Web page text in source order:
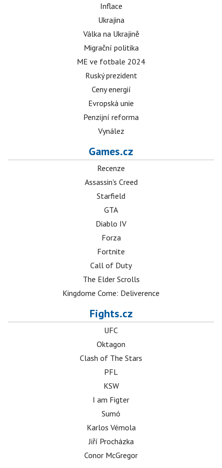
Inflace
Ukrajina
Válka na Ukrajině
Migrační politika
ME ve fotbale 2024
Ruský prezident
Ceny energií
Evropská unie
Penzijní reforma
Vynález
Games.cz
Recenze
Assassin's Creed
Starfield
GTA
Diablo IV
Forza
Fortnite
Call of Duty
The Elder Scrolls
Kingdome Come: Deliverence
Fights.cz
UFC
Oktagon
Clash of The Stars
PFL
KSW
I am Figter
Sumó
Karlos Vémola
Jiří Procházka
Conor McGregor